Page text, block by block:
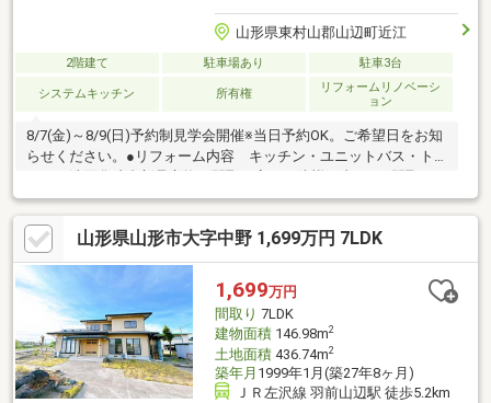
山形県東村山郡山辺町近江
2階建て 駐車場あり 駐車3台
システムキッチン 所有権
リフォームリノベーシ
ョン
8/7(金)～8/9(日)予約制見学会開催※当日予約OK。ご希望日をお知
らせください。●リフォーム内容 キッチン・ユニットバス・ト
イレ・洗面化粧台新品交換、間取り変更、防蟻工事など●間取
り・駐車場・庭・4LDK・駐車場拡張工事で普通車2台、軽自動車
１台駐車可能です。●周辺施設ローソン山形やまのべ店様まで約
400ｍ(徒歩約5分)。やまのべショッピングプラザベル様まで約
1800ｍ(徒歩約23分)。相模小学校まで2100ｍ(徒歩約27分)。山辺
中学校まで約1400ｍ(徒歩約18分)。ぜひ現地でご確認ください。※
自社売主
山形県山形市大字中野 1,699万円 7LDK
1,699万円
間取り 7LDK
建物面積146.98m2
土地面積436.74m2
築年月 1999年1月(築27年8ヶ月)
ＪＲ左沢線 羽前山辺駅 徒歩5.2km